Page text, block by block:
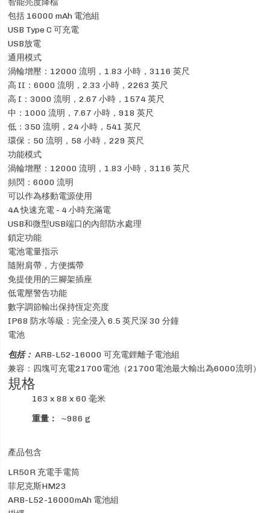
包括 16000 mAh 電池組
USB Type C 可充電
USB放電
通用模式
渦輪增壓：12000 流明，1.83 小時，3116 英尺
高 II：6000 流明，2.33 小時，2263 英尺
高 I：3000 流明，2.67 小時，1574 英尺
中：1000 流明，7.67 小時，918 英尺
低：350 流明，24 小時，541 英尺
環保：50 流明，58 小時，229 英尺
功能模式
渦輪增壓：12000 流明，1.83 小時，3116 英尺
頻閃：6000 流明
可以作為移動電源使用
4A 快速充電 - 4 小時充滿電
USB和微型USB端口的內部防水處理
鎖定功能
電池電量指示
隨附肩帶，方便攜帶
免提使用的三腳架插座
低電壓警告功能
數字調節輸出保持恆定亮度
IP68 防水等級：完全浸入 6.5 英尺深 30 分鐘
電池
包括： ARB-L52-16000 可充電鋰離子電池組
兼容：四塊可充電21700電池（21700電池最大輸出為6000流明）
規格
163 x 88 x 60 毫米
重量： ~986 g
產品包含
LR50R 充電手電筒
菲尼克斯HM23
ARB-L52-16000mAh 電池組